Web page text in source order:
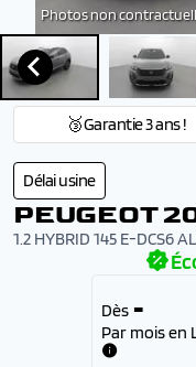
Photos non
🥉Garantie 3 ans !
Délai usine
PEUGEOT
1.2 HYBRID 145 E-DCS6
Dès -
Par mois en